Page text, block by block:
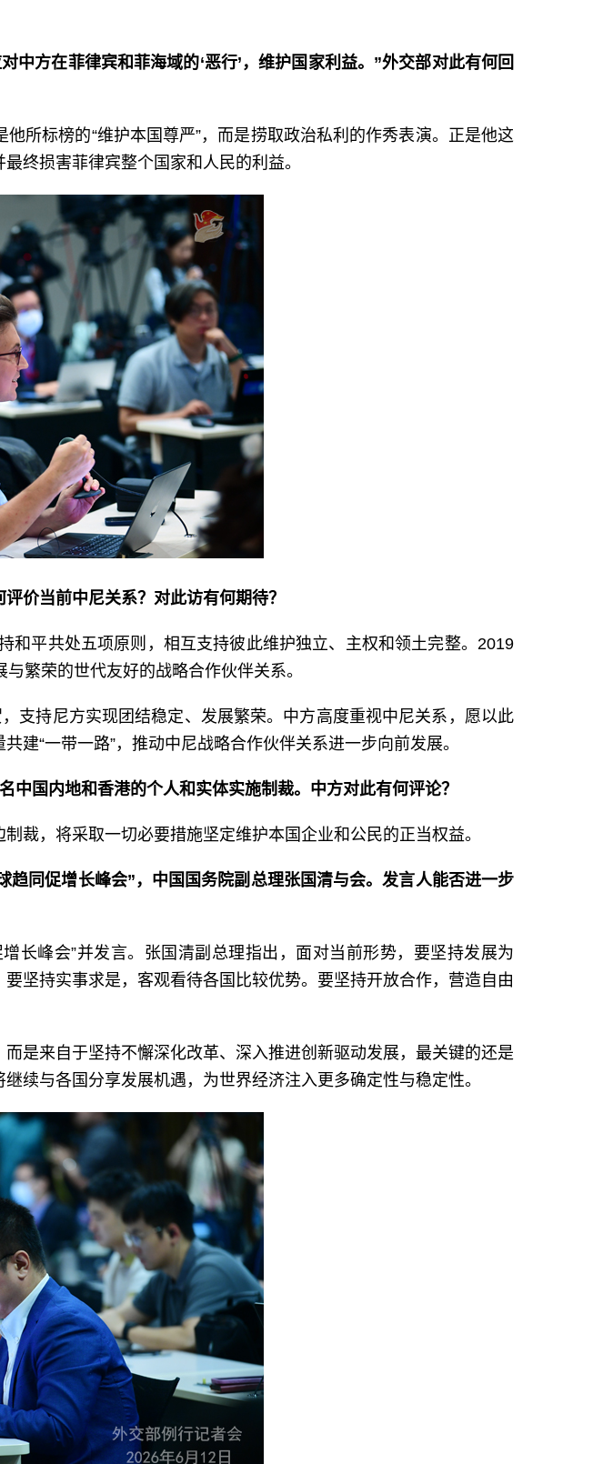
方在菲律宾和菲海域的‘恶行’，维护国家利益。”外交部对此有何回
所标榜的“维护本国尊严”，而是捞取政治私利的作秀表演。正是他这
终损害菲律宾整个国家和人民的利益。
价当前中尼关系？对此访有何期待？
平共处五项原则，相互支持彼此维护独立、主权和领土完整。2019
繁荣的世代友好的战略合作伙伴关系。
支持尼方实现团结稳定、发展繁荣。中方高度重视中尼关系，愿以此
“一带一路”，推动中尼战略合作伙伴关系进一步向前发展。
国内地和香港的个人和实体实施制裁。中方对此有何评论？
裁，将采取一切必要措施坚定维护本国企业和公民的正当权益。
趋同促增长峰会”，中国国务院副总理张国清与会。发言人能否进一步
长峰会”并发言。张国清副总理指出，面对当前形势，要坚持发展为
坚持实事求是，客观看待各国比较优势。要坚持开放合作，营造自由
是来自于坚持不懈深化改革、深入推进创新驱动发展，最关键的还是
续与各国分享发展机遇，为世界经济注入更多确定性与稳定性。